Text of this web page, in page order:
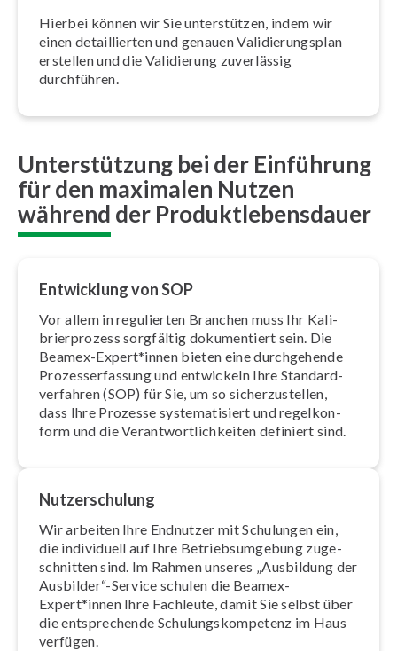
Hierbei können wir Sie un­ter­stüt­zen, indem wir
einen de­tail­lier­ten und genauen Va­li­die­rungs­plan
erstellen und die Validierung zuverlässig
durchführen.
Unterstützung bei der Einführung
für den maximalen Nutzen
während der Produktlebensdauer
Entwicklung von SOP
Vor allem in regulierten Branchen muss Ihr Ka­li­
brier­pro­zess sorgfältig do­ku­men­tiert sein. Die
Beamex-Expert*innen bieten eine durch­ge­hen­de
Pro­zess­erfas­sung und entwickeln Ihre Stan­dard­
ver­fah­ren (SOP) für Sie, um so si­cher­zu­stel­len,
dass Ihre Prozesse sys­te­ma­ti­siert und re­gel­kon­
form und die Ver­ant­wort­lich­kei­ten definiert sind.
Nut­zer­schu­lung
Wir arbeiten Ihre Endnutzer mit Schulungen ein,
die individuell auf Ihre Be­triebs­um­ge­bung zu­ge­
schnit­ten sind. Im Rahmen unseres „Ausbildung der
Ausbilder“-Service schulen die Beamex-
Expert*innen Ihre Fachleute, damit Sie selbst über
die ent­spre­chen­de Schu­lungs­kom­pe­tenz im Haus
verfügen.